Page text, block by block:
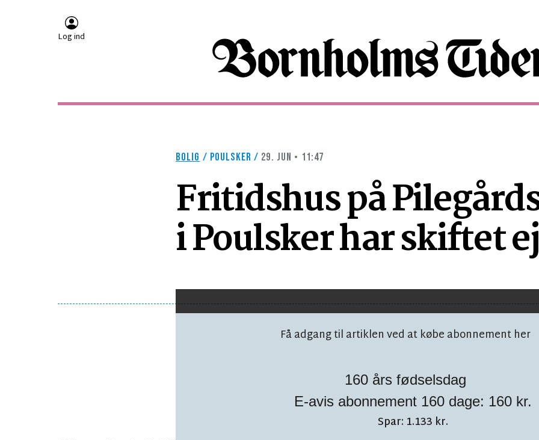
Log ind
BOLIG / POULSKER / 29. JUN • 11:47
Fritidshus på
i Poulsker har skiftet
Få adgang til artiklen ved at købe abonnement her
160 års fødselsdag
E-avis abonnement 160 dage: 160 kr.
Spar: 1.133 kr.